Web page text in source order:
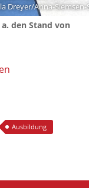
Dreyer/Anna-Siemsen-
den Stand von
Ausbildung